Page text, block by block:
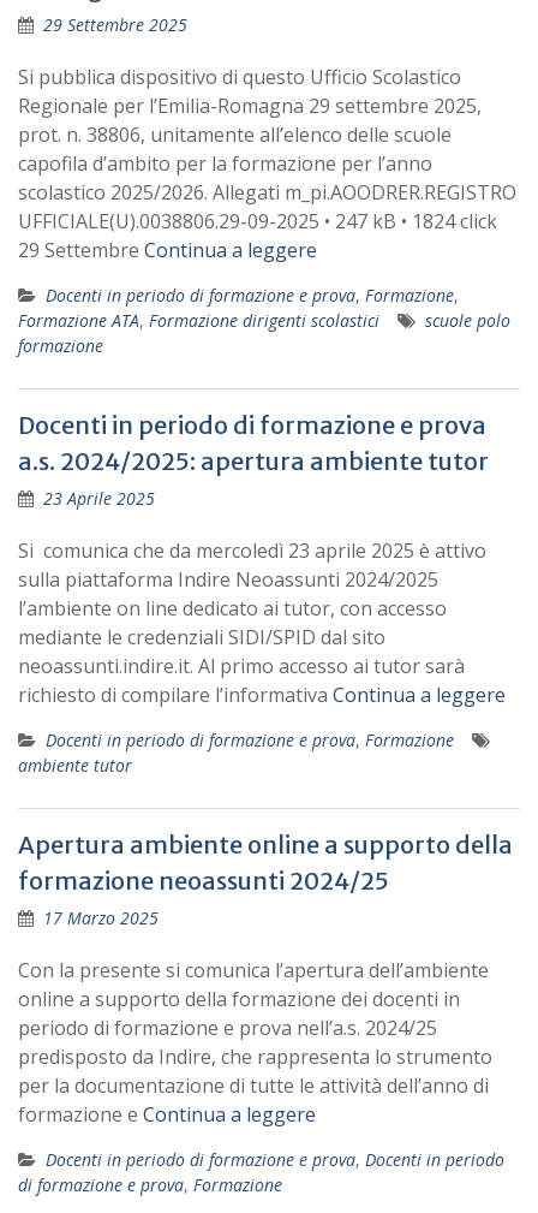
29 Settembre 2025
Si pubblica dispositivo di questo Ufficio Scolastico
Regionale per l’Emilia-Romagna 29 settembre 2025,
prot. n. 38806, unitamente all’elenco delle scuole
capofila d’ambito per la formazione per l’anno
scolastico 2025/2026. Allegati m_pi.AOODRER.REGISTRO
UFFICIALE(U).0038806.29-09-2025 • 247 kB • 1824 click
29 Settembre Continua a leggere
Docenti in periodo di formazione e prova, Formazione,
Formazione ATA, Formazione dirigenti scolastici
scuole polo
formazione
Docenti in periodo di formazione e prova
a.s. 2024/2025: apertura ambiente tutor
23 Aprile 2025
Si comunica che da mercoledì 23 aprile 2025 è attivo
sulla piattaforma Indire Neoassunti 2024/2025
l’ambiente on line dedicato ai tutor, con accesso
mediante le credenziali SIDI/SPID dal sito
neoassunti.indire.it. Al primo accesso ai tutor sarà
richiesto di compilare l’informativa Continua a leggere
Docenti in periodo di formazione e prova, Formazione
ambiente tutor
Apertura ambiente online a supporto della
formazione neoassunti 2024/25
17 Marzo 2025
Con la presente si comunica l’apertura dell’ambiente
online a supporto della formazione dei docenti in
periodo di formazione e prova nell’a.s. 2024/25
predisposto da Indire, che rappresenta lo strumento
per la documentazione di tutte le attività dell’anno di
formazione e Continua a leggere
Docenti in periodo di formazione e prova, Docenti in periodo
di formazione e prova, Formazione